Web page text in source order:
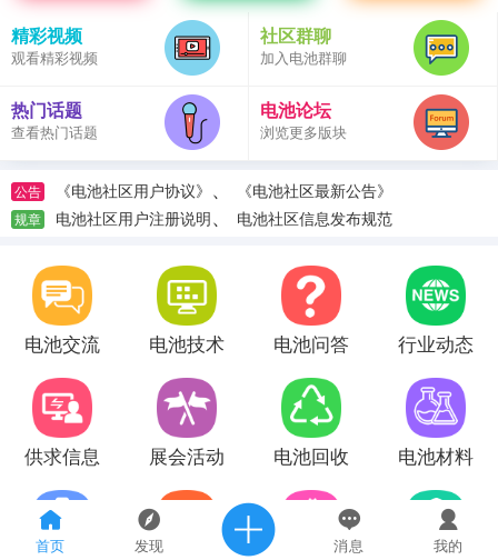
首页 发现 消息 我的
精彩视频
观看精彩视频
社区群聊
加入电池群聊
热门话题
查看热门话题
电池论坛
浏览更多版块
公告 《电池社区用户协议》 、 《电池社区最新公告》
规章 电池社区用户注册说明、 电池社区信息发布规范
电池交流 电池技术 电池问答 行业动态
供求信息 展会活动 电池回收 电池材料